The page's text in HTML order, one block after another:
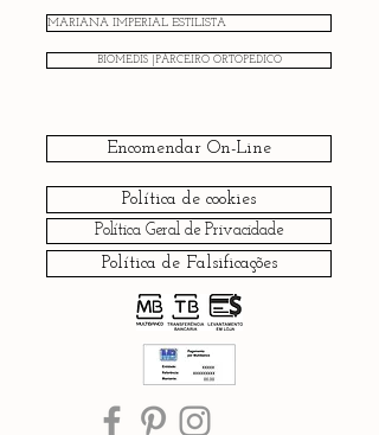
MARIANA IMPERIAL ESTILISTA
BIOMEDIS |PARCEIRO ORTOPÉDICO
Encomendar On-Line
Política de cookies
Política Geral de Privacidade
Política de Falsificações